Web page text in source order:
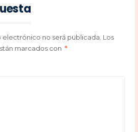
no será publicada. Los
marcados con *